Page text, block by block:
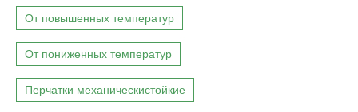
От повышенных температур
От пониженных температур
Перчатки механическистойкие